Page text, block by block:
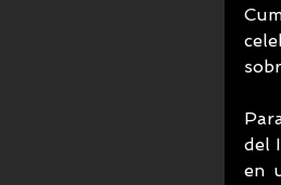
del
en